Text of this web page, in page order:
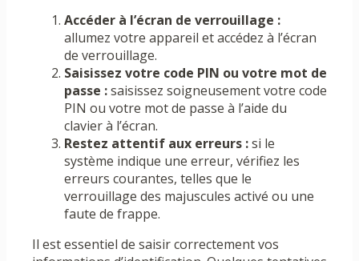
Accéder à l’écran de verrouillage :
allumez votre appareil et accédez à l’écran
de verrouillage.
Saisissez votre code PIN ou votre mot de
passe :saisissez soigneusement votre code
PIN ou votre mot de passe à l’aide du
clavier à l’écran.
Restez attentif aux erreurs :si le
système indique une erreur, vérifiez les
erreurs courantes, telles que le
verrouillage des majuscules activé ou une
faute de frappe.
Il est essentiel de saisir correctement vos